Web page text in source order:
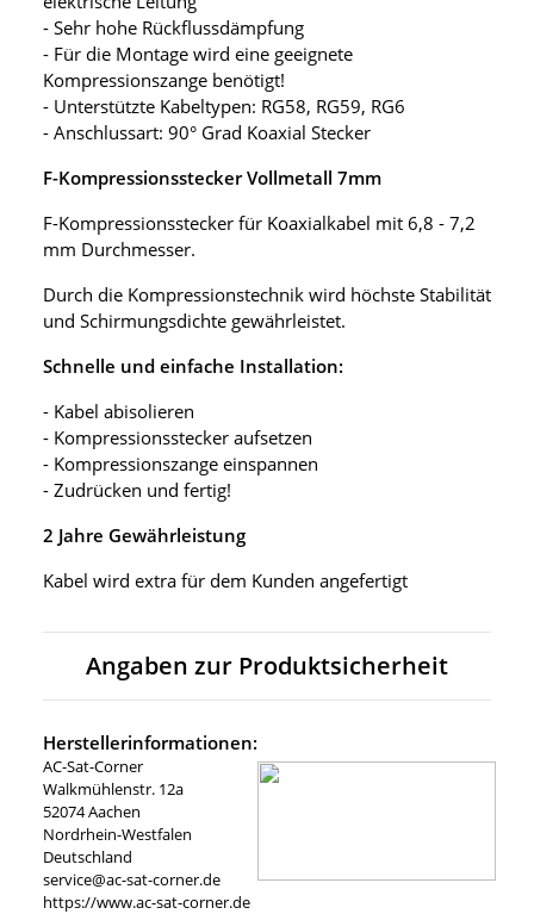
- Sehr hohe Rückflussdämpfung
- Für die Montage wird eine geeignete
Kompressionszange benötigt!
- Unterstützte Kabeltypen: RG58, RG59, RG6
- Anschlussart: 90° Grad Koaxial Stecker
F-Kompressionsstecker Vollmetall 7mm
F-Kompressionsstecker für Koaxialkabel mit 6,8 - 7,2
mm Durchmesser.
Durch die Kompressionstechnik wird höchste Stabilität
und Schirmungsdichte gewährleistet.
Schnelle und einfache Installation:
- Kabel abisolieren
- Kompressionsstecker aufsetzen
- Kompressionszange einspannen
- Zudrücken und fertig!
2 Jahre Gewährleistung
Kabel wird extra für dem Kunden angefertigt
Angaben zur Produktsicherheit
Herstellerinformationen:
AC-Sat-Corner
Walkmühlenstr. 12a
52074 Aachen
Nordrhein-Westfalen
Deutschland
service@ac-sat-corner.de
https://www.ac-sat-corner.de